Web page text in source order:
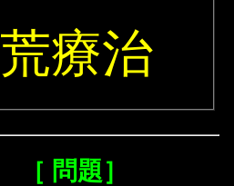
荒療治
［ 問題］